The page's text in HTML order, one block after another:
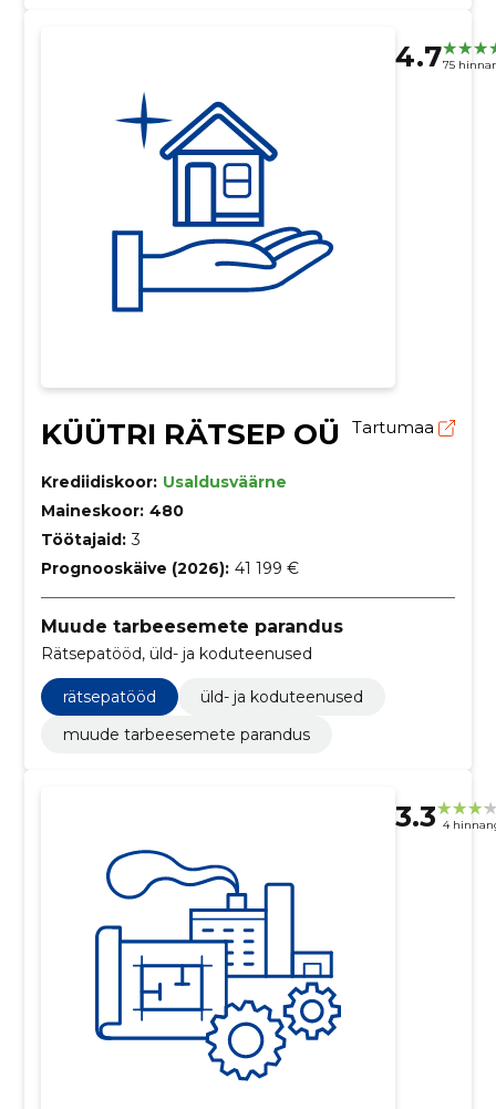
4.775
KÜÜTRI RÄTSEP OÜ Tartumaa
Krediidiskoor: Usaldusväärne
Maineskoor: 480
Töötajaid: 3
Prognooskäive (2026): 41 199 €
Muude tarbeesemete parandus
Rätsepatööd, üld- ja koduteenused
rätsepatööd
üld- ja koduteenused
muude tarbeesemete parandus
3.3 4